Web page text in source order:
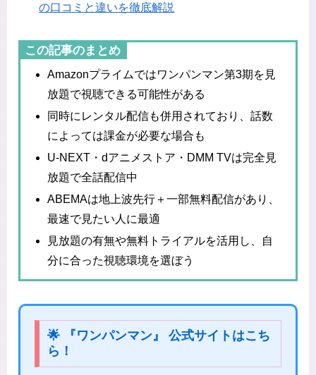
の口コミと違いを徹底解説
この記事のまとめ
Amazonプライムではワンパンマン第3期を見
放題で視聴できる可能性がある
同時にレンタル配信も併用されており、話数
によっては課金が必要な場合も
U-NEXT・dアニメストア・DMM TVは完全見
放題で全話配信中
ABEMAは地上波先行＋一部無料配信があり、
最速で見たい人に最適
見放題の有無や無料トライアルを活用し、自
分に合った視聴環境を選ぼう
🌟 『ワンパンマン』 公式サイトはこち
ら！